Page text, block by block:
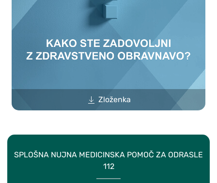
Zloženka
SPLOŠNA NUJNA MEDICINSKA POMOČ ZA ODRASLE
112